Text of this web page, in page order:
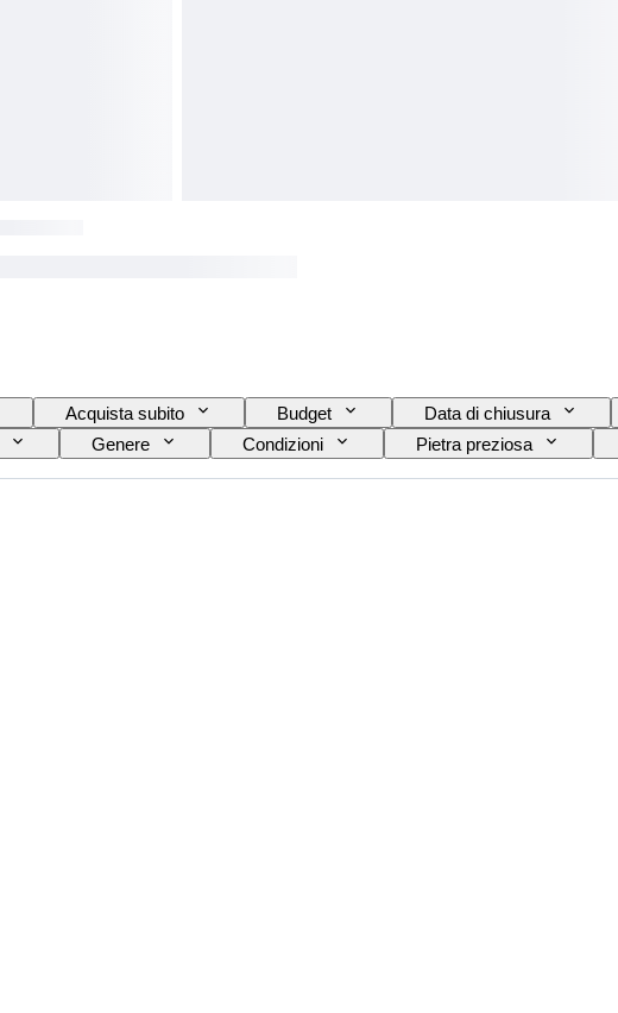
Acquista subito Budget Data di chiusura
Genere Condizioni Pietra preziosa
Gamma di colore Colore esatto Trattamento